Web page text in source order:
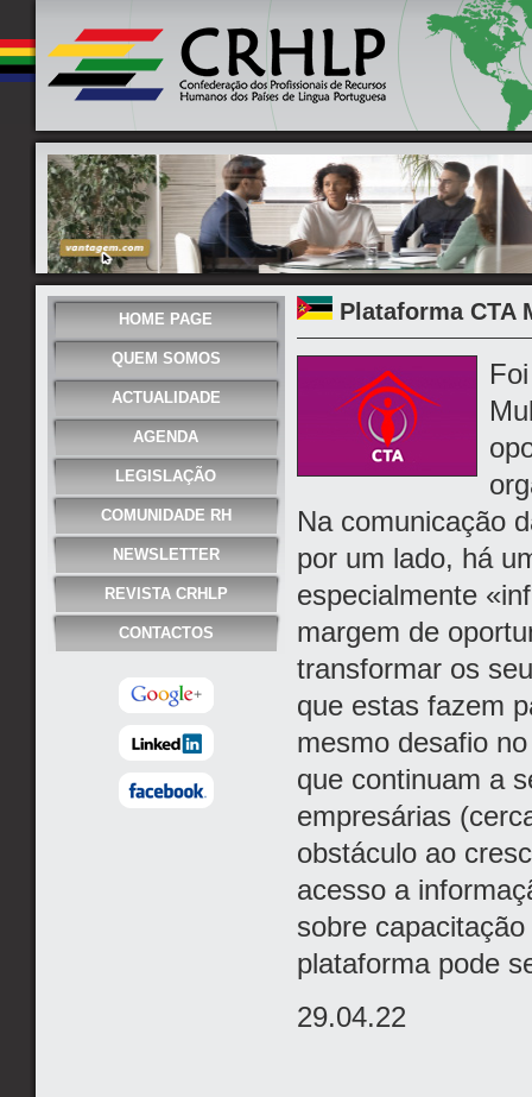
HOME PAGE
QUEM SOMOS
ACTUALIDADE
AGENDA
LEGISLAÇÃO
COMUNIDADE RH
NEWSLETTER
REVISTA CRHLP
CONTACTOS
Plataforma CTA
Na comunicação
por um lado, há
especialmente
margem de
transformar os
que estas fazem
mesmo desafio
que continuam a
empresárias
obstáculo ao
acesso a
sobre capacitação
plataforma pode
29.04.22